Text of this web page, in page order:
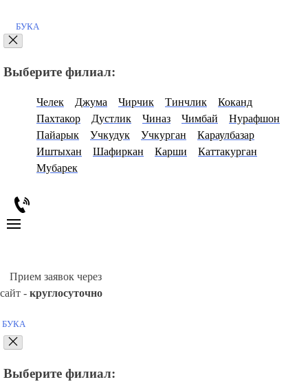
БУКА
Выберите филиал:
Челек Джума Чирчик Тинчлик
Коканд
Пахтакор
Дустлик Чиназ Чимбай
Нурафшон
Пайарык
Учкудук Учкурган
Караулбазар
Иштыхан
Шафиркан Карши
Каттакурган
Мубарек
Прием заявок через
сайт - круглосуточно
БУКА
Выберите филиал: